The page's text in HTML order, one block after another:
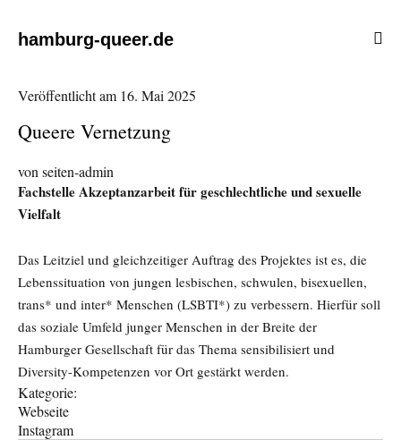
hamburg-queer.de
Veröffentlicht am 16. Mai 2025
Queere Vernetzung
von seiten-admin
Fachstelle Akzeptanzarbeit für geschlechtliche und sexuelle
Vielfalt
Das Leitziel und gleichzeitiger Auftrag des Projektes ist es, die
Lebenssituation von jungen lesbischen, schwulen, bisexuellen,
trans* und inter* Menschen (LSBTI*) zu verbessern. Hierfür soll
das soziale Umfeld junger Menschen in der Breite der
Hamburger Gesellschaft für das Thema sensibilisiert und
Diversity-Kompetenzen vor Ort gestärkt werden.
Kategorie:
Webseite
Instagram